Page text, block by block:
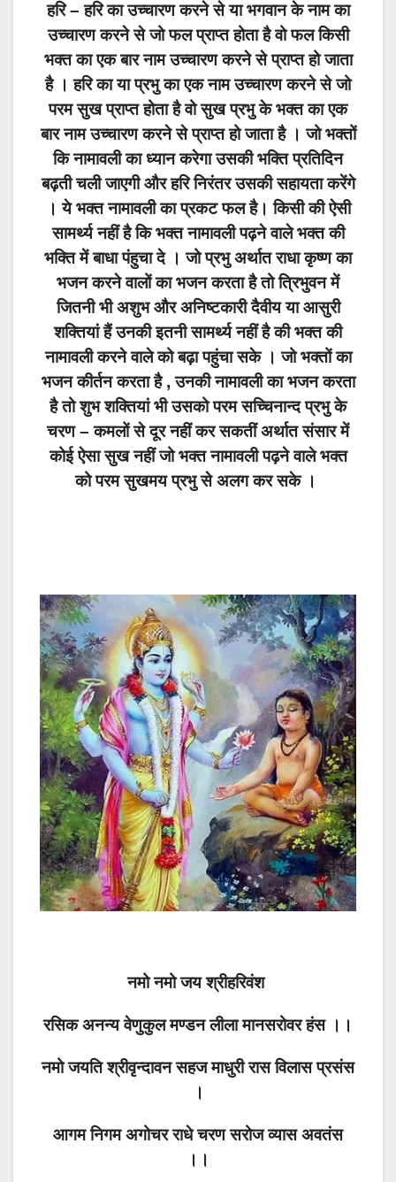
हरि – हरि का उच्चारण करने से या भगवान के नाम का
उच्चारण करने से जो फल प्राप्त होता है वो फल किसी
भक्त का एक बार नाम उच्चारण करने से प्राप्त हो जाता
है । हरि का या प्रभु का एक नाम उच्चारण करने से जो
परम सुख प्राप्त होता है वो सुख प्रभु के भक्त का एक
बार नाम उच्चारण करने से प्राप्त हो जाता है । जो भक्तों
कि नामावली का ध्यान करेगा उसकी भक्ति प्रतिदिन
बढ़ती चली जाएगी और हरि निरंतर उसकी सहायता करेंगे
। ये भक्त नामावली का प्रकट फल है। किसी की ऐसी
सामर्थ्य नहीं है कि भक्त नामावली पढ़ने वाले भक्त की
भक्ति में बाधा पंहुचा दे । जो प्रभु अर्थात राधा कृष्ण का
भजन करने वालों का भजन करता है तो त्रिभुवन में
जितनी भी अशुभ और अनिष्टकारी दैवीय या आसुरी
शक्तियां हैं उनकी इतनी सामर्थ्य नहीं है की भक्त की
नामावली करने वाले को बढ़ापहुंचासके । जो भक्तों का
भजन कीर्तन करता है , उनकी नामावली का भजन करता
है तो शुभ शक्तियां भी उसको परम सच्चिनान्द प्रभु के
चरण – कमलों से दूर नहीं कर सकतीं अर्थात संसार में
कोई ऐसा सुख नहीं जो भक्त नामावली पढ़ने वाले भक्त
को परम सुखमय प्रभु से अलग कर सके ।
नमो नमो जय श्रीहरिवंश
रसिक अनन्य वेणुकुल मण्डन लीला मानसरोवर हंस ।।
नमो जयति श्रीवृन्दावन सहज माधुरी रास विलास प्रसंस
।
आगम निगम अगोचर राधे चरण सरोज व्यास अवतंस
।।